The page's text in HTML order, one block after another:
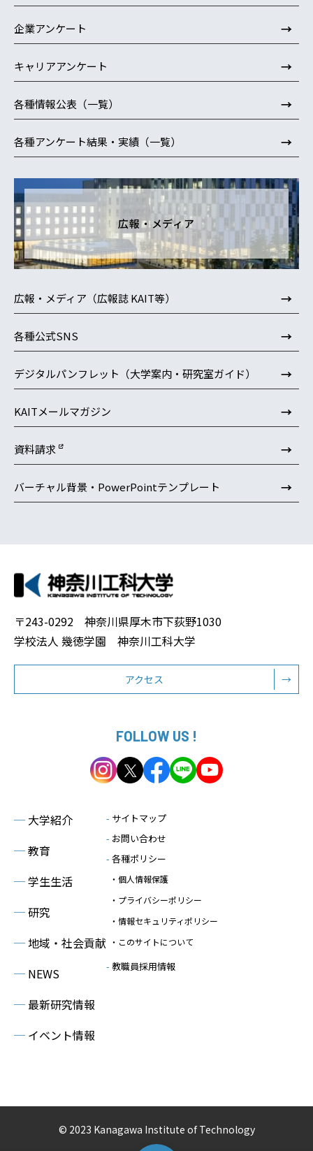
企業アンケート →
キャリアアンケート →
各種情報公表（一覧） →
各種アンケート結果・実績（一覧） →
広報・メディア
広報・メディア（広報誌 KAIT等） →
各種公式SNS →
デジタルパンフレット（大学案内・研究室ガイド） →
KAITメールマガジン →
資料請求 →
バーチャル背景・PowerPointテンプレート →
〒243-0292 神奈川県厚木市下荻野1030
学校法人 幾徳学園 神奈川工科大学
アクセス →
FOLLOW US !
─ 大学紹介
─教育
─学生生活
─研究
─地域・社会貢献
─ NEWS
─ 最新研究情報
─ イベント情報
- サイトマップ
- お問い合わせ
- 各種ポリシー
・個人情報保護
・プライバシーポリシー
・情報セキュリティポリシー
・このサイトについて
- 教職員採用情報
© 2023 Kanagawa Institute of Technology